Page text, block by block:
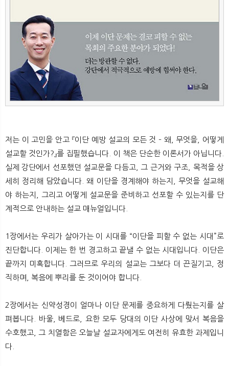
저는 이 고민을 안고 『이단 예방 설교의 모든 것 – 왜, 무엇을, 어떻게
설교할 것인가?』를 집필했습니다. 이 책은 단순한 이론서가 아닙니다.
실제 강단에서 선포했던 설교문을 다듬고, 그 근거와 구조, 목적을 상
세히 정리해 담았습니다. 왜 이단을 경계해야 하는지, 무엇을 설교해
야 하는지, 그리고 어떻게 설교문을 준비하고 선포할 수 있는지를 단
계적으로 안내하는 설교 매뉴얼입니다.
1장에서는 우리가 살아가는 이 시대를 “이단을 피할 수 없는 시대”로
진단합니다. 이제는 한 번 경고하고 끝낼 수 없는 시대입니다. 이단은
끝까지 미혹합니다. 그러므로 우리의 설교는 그보다 더 끈질기고, 정
직하며, 복음에 뿌리를 둔 것이어야 합니다.
2장에서는 신약성경이 얼마나 이단 문제를 중요하게 다뤘는지를 살
펴봅니다. 바울, 베드로, 요한 모두 당대의 이단 사상에 맞서 복음을
수호했고, 그 치열함은 오늘날 설교자에게도 여전히 유효한 과제입니
다.